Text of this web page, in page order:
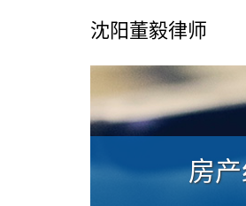
沈阳董毅律师
房